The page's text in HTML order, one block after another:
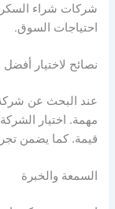
شركات شراء
احتياجات السوق.
نصائح لاختيار
عند البحث عن
مهمة. اختيار
قيمة. كما يضمن
السمعة والخبرة